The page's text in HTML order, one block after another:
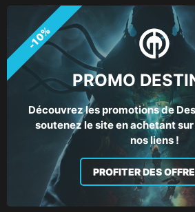
PROMO
Découvrez les promotions de
soutenez le site en achetant
nos liens !
PROFITER DES
-10%